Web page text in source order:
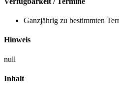
Ganzjährig zu bestimmten
Hinweis
null
Inhalt